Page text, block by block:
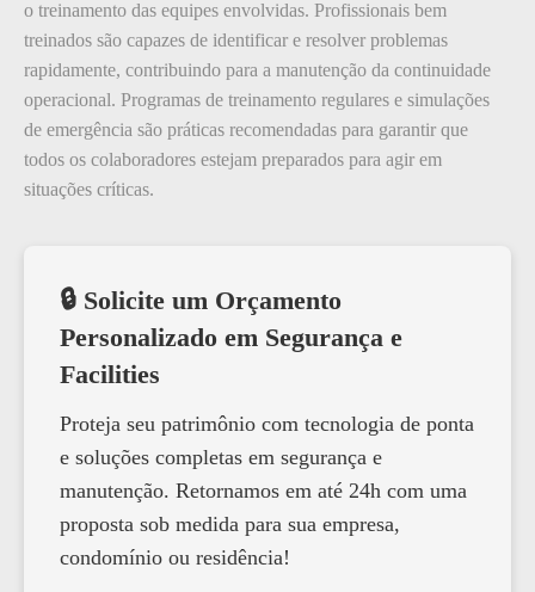
o treinamento das equipes envolvidas. Profissionais bem
treinados são capazes de identificar e resolver problemas
rapidamente, contribuindo para a manutenção da continuidade
operacional. Programas de treinamento regulares e simulações
de emergência são práticas recomendadas para garantir que
todos os colaboradores estejam preparados para agir em
situações críticas.
🔒 Solicite um Orçamento
Personalizado em Segurança e
Facilities
Proteja seu patrimônio com tecnologia de ponta
e soluções completas em segurança e
manutenção. Retornamos em até 24h com uma
proposta sob medida para sua empresa,
condomínio ou residência!